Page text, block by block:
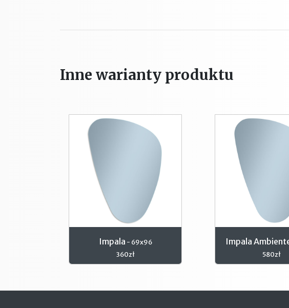
Inne warianty produktu
Impala - 69x96
360zł
Impala
580zł